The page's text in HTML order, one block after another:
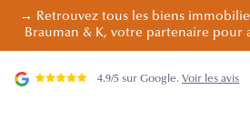
→ Retrouvez tous les biens
Brauman & K, votre partenaire pour
4.9/5 sur Google. Voir les avis